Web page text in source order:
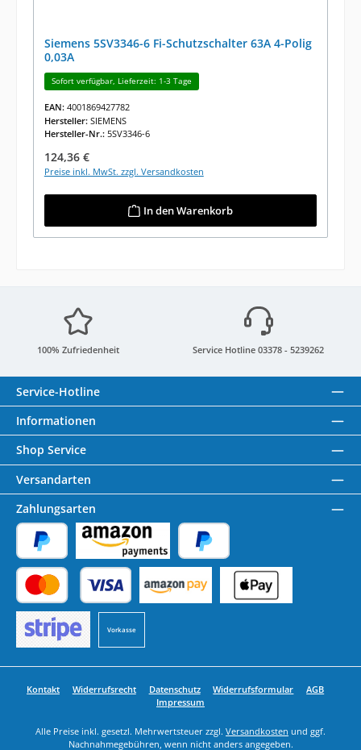
Siemens 5SV3346-6 Fi-Schutzschalter 63A 4-Polig
0,03A
Sofort verfügbar, Lieferzeit: 1-3 Tage
EAN: 4001869427782
Hersteller: SIEMENS
Hersteller-Nr.: 5SV3346-6
Regulärer Preis:
124,36 €
Preise inkl. MwSt. zzgl. Versandkosten
In den Warenkorb
100% Zufriedenheit Service Hotline 03378 - 5239262
Service-Hotline
Informationen
Shop Service
Versandarten
Zahlungsarten
PayPal Amazon Pay Später Bezahlen
Kredit- oder Debitkarte
Vorkasse
Benutzerdefiniertes Bild 1
Kontakt Widerrufsrecht Datenschutz Widerrufsformular
AGB
Impressum
Alle Preise inkl. gesetzl. Mehrwertsteuer zzgl. Versandkosten und ggf.
Nachnahmegebühren, wenn nicht anders angegeben.